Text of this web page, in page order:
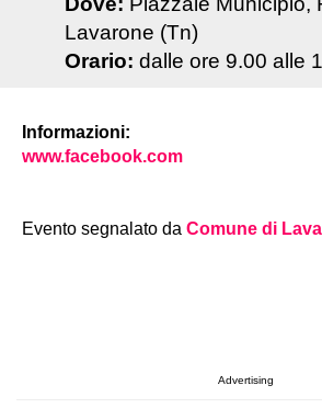
Lavarone (Tn)
Orario: dalle ore 9.00 alle
Informazioni:
www.facebook.com
Evento segnalato da Comune di
Advertising